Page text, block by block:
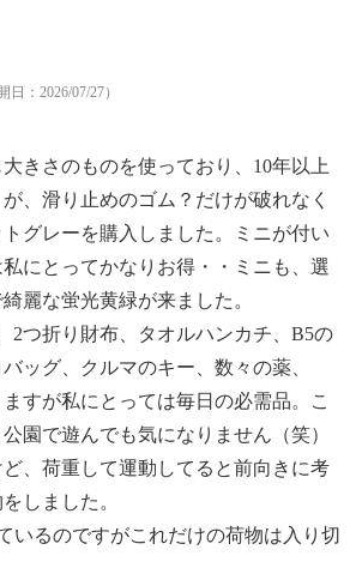
：オープン１個
ップ
ル
ロン
横１２ｃｍ×マチ９ｃｍ
約７０ｃｍ〜１３０ｃｍ
日：2026/07/27）
きさのものを使っており、10年以上
、滑り止めのゴム？だけが破れなく
グレーを購入しました。ミニが付い
にとってかなりお得・・ミニも、選
麗な蛍光黄緑が来ました。
2つ折り財布、タオルハンカチ、B5の
ッグ、クルマのキー、数々の薬、
すが私にとっては毎日の必需品。こ
園で遊んでも気になりません（笑）
、荷重して運動してると前向きに考
しました。
いるのですがこれだけの荷物は入り切